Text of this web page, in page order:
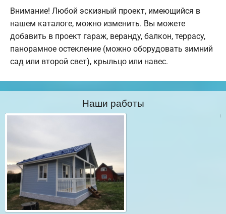
Внимание! Любой эскизный проект, имеющийся в
нашем каталоге, можно изменить. Вы можете
добавить в проект гараж, веранду, балкон, террасу,
панорамное остекление (можно оборудовать зимний
сад или второй свет), крыльцо или навес.
Наши работы